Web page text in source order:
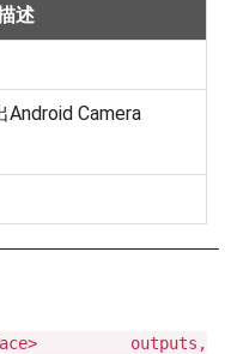
述
Camera
outputs,